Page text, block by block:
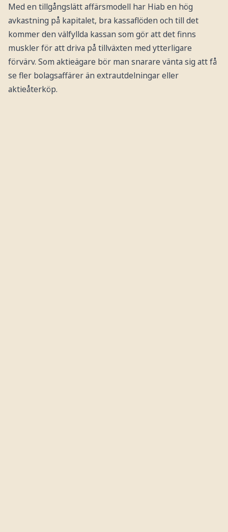
Med en tillgångslätt affärsmodell har Hiab en hög
avkastning på kapitalet, bra kassaflöden och till det
kommer den välfyllda kassan som gör att det finns
muskler för att driva på tillväxten med ytterligare
förvärv. Som aktieägare bör man snarare vänta sig att få
se fler bolagsaffärer än extrautdelningar eller
aktieåterköp.